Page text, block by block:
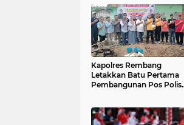
Kapolres Rembang
Letakkan Batu Pertama
Pembangunan Pos Polisi